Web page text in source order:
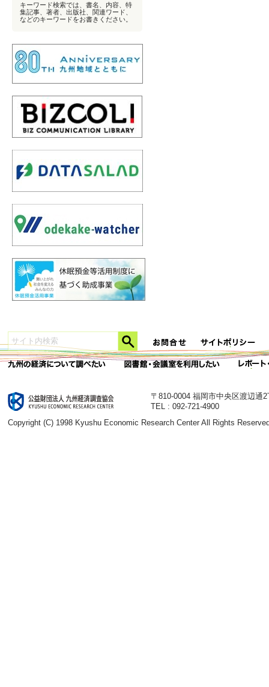
キーワード検索では、書名、内容、特
集記事、著者、出版社、関連ワード、
などのキーワードをお書きください。
〒810-0004 福岡市中央区渡辺通
TEL : 092-721-4900
Copyright (C) 1998 Kyushu Economic Research Center All Rights